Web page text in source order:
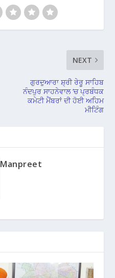
NEXT
ਗੁਰਦੁਆਰਾ ਸ਼੍ਰੀ ਰੇਰੂ ਸਾਹਿਬ
ਨੰਦਪੁਰ ਸਾਹਨੇਵਾਲ ‘ਚ ਪ੍ਰਬੰਧਕ
ਕਮੇਟੀ ਮੈਂਬਰਾਂ ਦੀ ਹੋਈ ਅਹਿਮ
ਮੀਟਿੰਗ
Manpreet